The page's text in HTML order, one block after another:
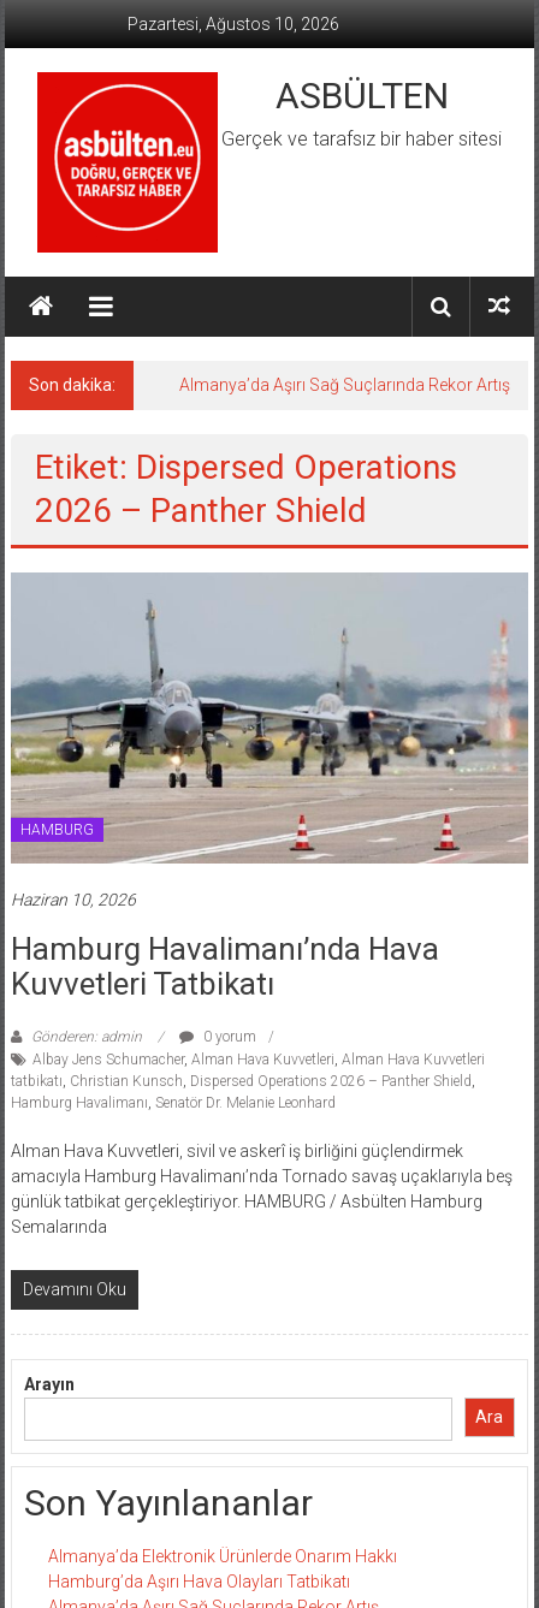
Pazartesi, Ağustos 10, 2026
ASBÜLTEN
Gerçek ve tarafsız bir haber sitesi
Son dakika: Almanya’da Aşırı Sağ Suçlarında Rekor Artış
Etiket: Dispersed Operations
2026 – Panther Shield
HAMBURG
Haziran 10, 2026
Hamburg Havalimanı’nda Hava
Kuvvetleri Tatbikatı
Gönderen: admin
0 yorum
Albay Jens Schumacher, Alman Hava Kuvvetleri Alman Hava Kuvvetleri
tatbikatı Christian Kunsch Dispersed Operations 2026 – Panther Shield
Hamburg Havalimanı Senatör Dr. Melanie Leonhard
Alman Hava Kuvvetleri, sivil ve askerî iş birliğini güçlendirmek
amacıyla Hamburg Havalimanı’nda Tornado savaş uçaklarıyla beş
günlük tatbikat gerçekleştiriyor. HAMBURG / Asbülten Hamburg
Semalarında
Devamını Oku
Arayın
Ara
Son Yayınlananlar
Almanya’da Elektronik Ürünlerde Onarım Hakkı
Hamburg’da Aşırı Hava Olayları Tatbikatı